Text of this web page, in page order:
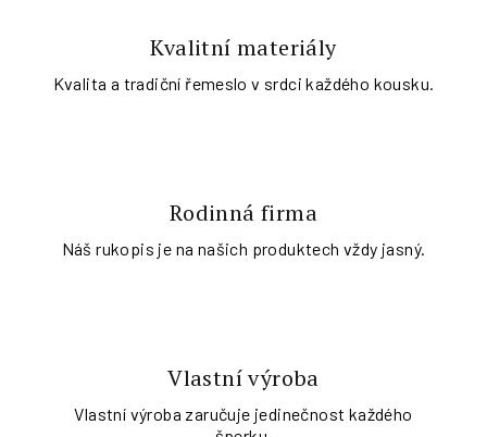
Kvalitní materiály
Kvalita a tradiční řemeslo v srdci každého kousku.
Rodinná firma
Náš rukopis je na našich produktech vždy jasný.
Vlastní výroba
Vlastní výroba zaručuje jedinečnost každého